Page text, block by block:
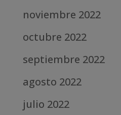
noviembre 2022
octubre 2022
septiembre 2022
agosto 2022
julio 2022